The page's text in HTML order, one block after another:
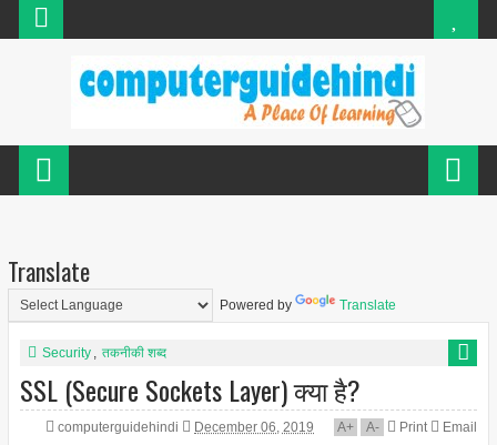
Translate
Powered by Translate
Security , तकनीकी शब्द
SSL (Secure Sockets Layer) क्या है?
computerguidehindi December 06, 2019 A+ A- Print Email